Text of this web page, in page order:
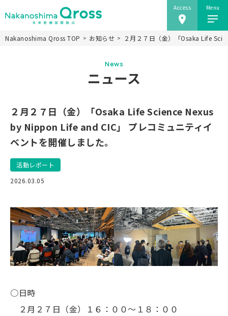
Access Menu
Nakanoshima Qrossについて
未来医療推進機構
事業紹介
ニュース
施設情報
研究会
アクセス
JP EN
Nakanoshima Qross TOP お知らせ ２月２７日（金）「Osaka Life
News
ニュース
２月２７日（金）「Osaka Life Science Nexus
by Nippon Life and CIC」 プレコミュニティイ
ベントを開催しました。
活動レポート
2026.03.05
○日時
２月２７日（金）１６：００～１８：００